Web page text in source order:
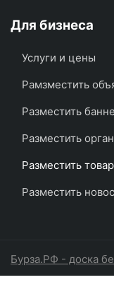
Для бизнеса
Услуги и цены
Рамзместить
Разместить
Разместить
Разместить
Разместить
Бурза.РФ - доска